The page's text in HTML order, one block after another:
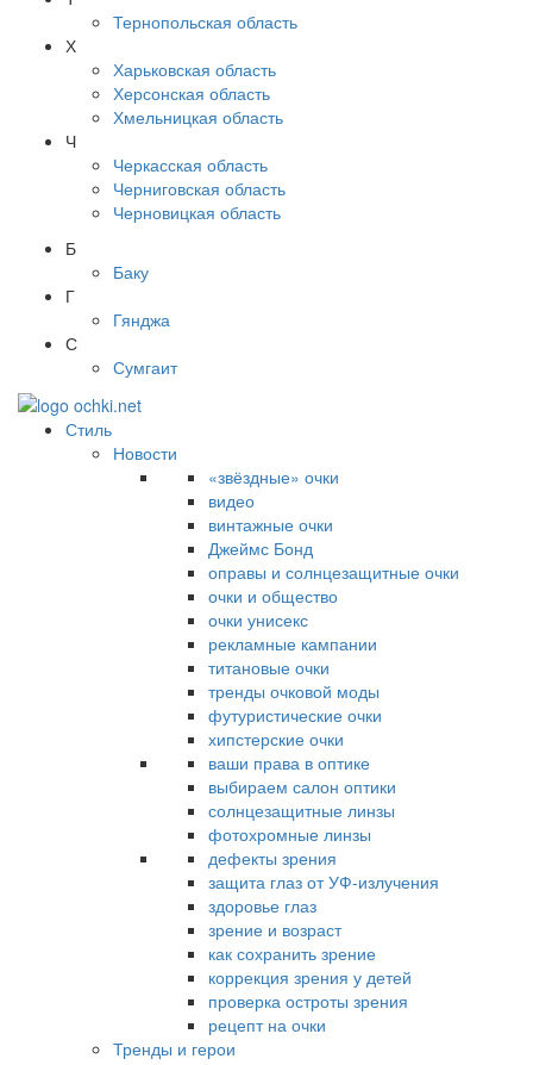
Тернопольская область
Х
Харьковская область
Херсонская область
Хмельницкая область
Ч
Черкасская область
Черниговская область
Черновицкая область
Б
Баку
Г
Гянджа
С
Сумгаит
Стиль
Новости
«звёздные» очки
видео
винтажные очки
Джеймс Бонд
оправы и солнцезащитные очки
очки и общество
очки унисекс
рекламные кампании
титановые очки
тренды очковой моды
футуристические очки
хипстерские очки
ваши права в оптике
выбираем салон оптики
солнцезащитные линзы
фотохромные линзы
дефекты зрения
защита глаз от УФ-излучения
здоровье глаз
зрение и возраст
как сохранить зрение
коррекция зрения у детей
проверка остроты зрения
рецепт на очки
Тренды и герои